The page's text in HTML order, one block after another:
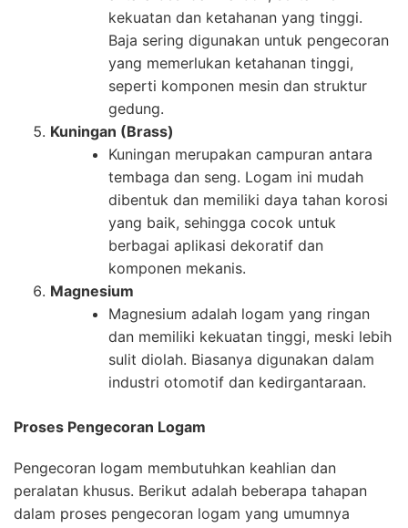
kekuatan dan ketahanan yang tinggi.
Baja sering digunakan untuk pengecoran
yang memerlukan ketahanan tinggi,
seperti komponen mesin dan struktur
gedung.
Kuningan (Brass)
Kuningan merupakan campuran antara
tembaga dan seng. Logam ini mudah
dibentuk dan memiliki daya tahan korosi
yang baik, sehingga cocok untuk
berbagai aplikasi dekoratif dan
komponen mekanis.
Magnesium
Magnesium adalah logam yang ringan
dan memiliki kekuatan tinggi, meski lebih
sulit diolah. Biasanya digunakan dalam
industri otomotif dan kedirgantaraan.
Proses Pengecoran Logam
Pengecoran logam membutuhkan keahlian dan
peralatan khusus. Berikut adalah beberapa tahapan
dalam proses pengecoran logam yang umumnya